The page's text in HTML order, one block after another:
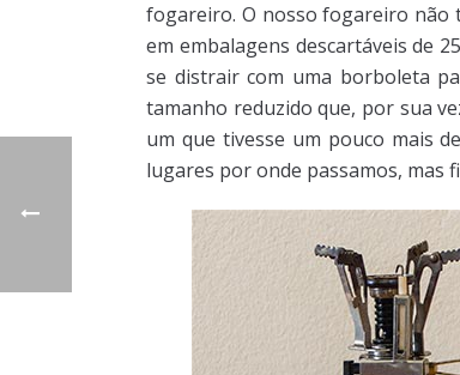
fogareiro. O nosso fogareiro não
em embalagens descartáveis de
se distrair com uma borboleta
tamanho reduzido que, por sua
um que tivesse um pouco mais
lugares por onde passamos, mas